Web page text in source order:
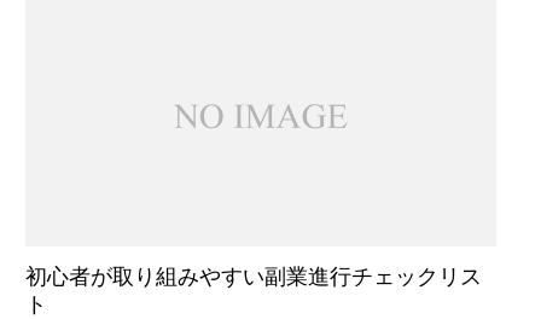
初心者が取り組みやすい副業進行チェックリス
ト